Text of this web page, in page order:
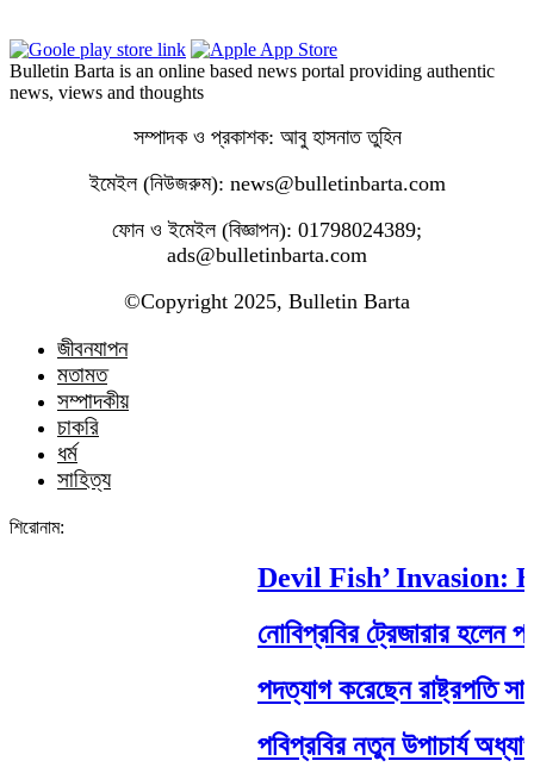
Bulletin Barta is an online based news portal providing authentic
news, views and thoughts
সম্পাদক ও প্রকাশক: আবু হাসনাত তুহিন
ইমেইল (নিউজরুম): news@bulletinbarta.com
ফোন ও ইমেইল (বিজ্ঞাপন): 01798024389;
ads@bulletinbarta.com
©️Copyright 2025, Bulletin Barta
জীবনযাপন
মতামত
সম্পাদকীয়
চাকরি
ধর্ম
সাহিত্য
শিরোনাম:
Devil Fish’ Invasion:
নোবিপ্রবির ট্রেজারার হলেন
পদত্যাগ করেছেন রাষ্ট্রপতি
পবিপ্রবির নতুন উপাচার্য